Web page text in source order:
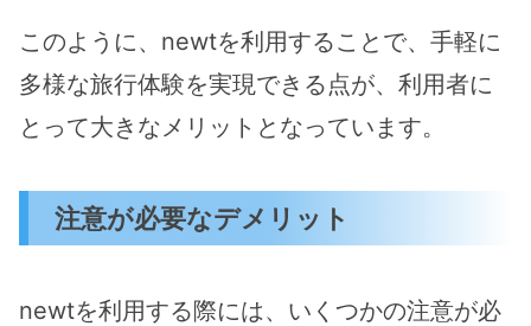
このように、newtを利用することで、手軽に
多様な旅行体験を実現できる点が、利用者に
とって大きなメリットとなっています。
注意が必要なデメリット
newtを利用する際には、いくつかの注意が必